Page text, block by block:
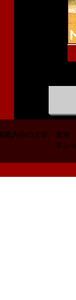
載内容の文章・価格
本シ